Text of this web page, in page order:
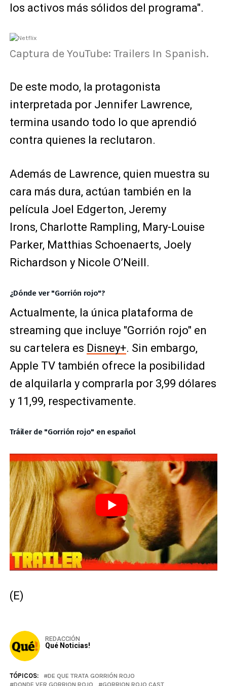
los activos más sólidos del programa".
Captura de YouTube: Trailers In Spanish.
De este modo, la protagonista
interpretada por Jennifer Lawrence,
termina usando todo lo que aprendió
contra quienes la reclutaron.
Además de Lawrence, quien muestra su
cara más dura, actúan también en la
película Joel Edgerton, Jeremy
Irons, Charlotte Rampling, Mary-Louise
Parker, Matthias Schoenaerts, Joely
Richardson y Nicole O’Neill.
¿Dónde ver "Gorrión rojo"?
Actualmente, la única plataforma de
streaming que incluye "Gorrión rojo" en
su cartelera es Disney+. Sin embargo,
Apple TV también ofrece la posibilidad
de alquilarla y comprarla por 3,99 dólares
y 11,99, respectivamente.
Tráiler de "Gorrión rojo" en español
(E)
REDACCIÓN
Qué Noticias!
TÓPICOS:
DE QUE TRATA GORRIÓN ROJO
DONDE VER GORRION ROJO
GORRION ROJO CAST